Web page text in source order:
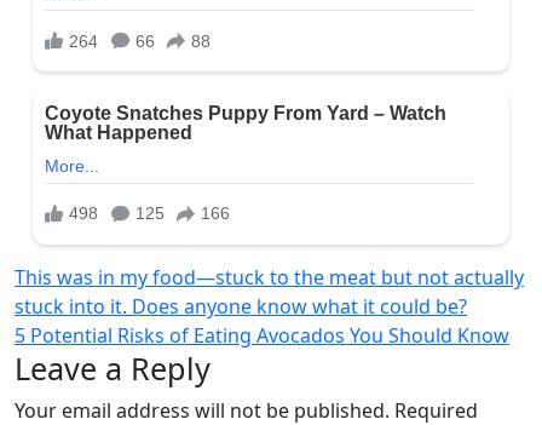
Post
navigation
This was in my food—stuck to the meat but not actually
stuck into it. Does anyone know what it could be?
5 Potential Risks of Eating Avocados You Should Know
Leave a Reply
Your email address will not be published. Required